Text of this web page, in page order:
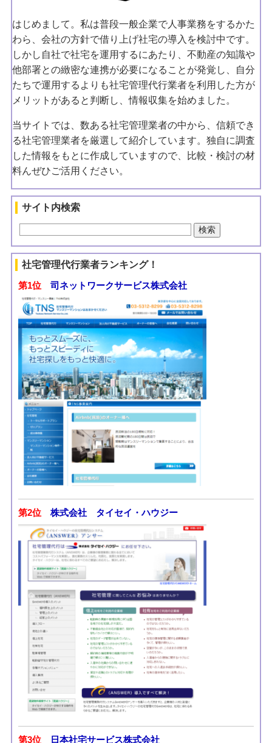
はじめまして。私は普段一般企業で人事業務をするかた
わら、会社の方針で借り上げ社宅の導入を検討中です。
しかし自社で社宅を運用するにあたり、不動産の知識や
他部署との緻密な連携が必要になることが発覚し、自分
たちで運用するよりも社宅管理代行業者を利用した方が
メリットがあると判断し、情報収集を始めました。
当サイトでは、数ある社宅管理業者の中から、信頼でき
る社宅管理業者を厳選して紹介しています。独自に調査
した情報をもとに作成していますので、比較・検討の材
料んぜひご活用ください。
サイト内検索
社宅管理代行業者ランキング！
第1位 司ネットワークサービス株式会社
第2位 株式会社 タイセイ・ハウジー
第3位 日本社宅サービス株式会社